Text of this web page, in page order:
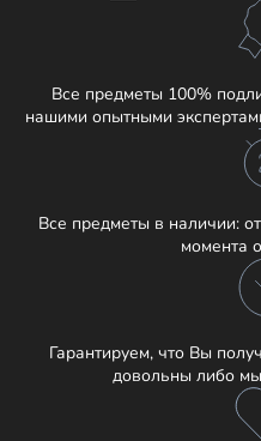
Все предметы 100%
нашими опытными
Все предметы в наличии:
момента
Гарантируем, что Вы
довольны либо